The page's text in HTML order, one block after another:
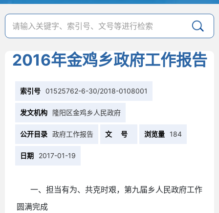
2016年金鸡乡政府工作报告
索引号 01525762-6-30/2018-0108001
发文机构 隆阳区金鸡乡人民政府
公开目录 政府工作报告 文 号 浏览量 184
日期 2017-01-19
一、担当有为、共克时艰，第九届乡人民政府工作
圆满完成